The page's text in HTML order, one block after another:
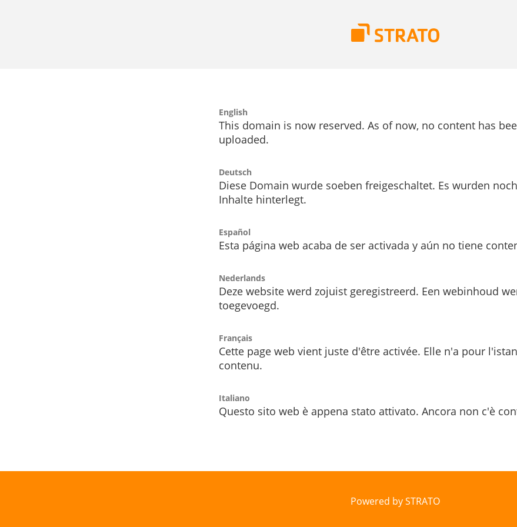
English
This domain is now reserved. As of now, no content has
uploaded.
Deutsch
Diese Domain wurde soeben freigeschaltet. Es wurden
Inhalte hinterlegt.
Español
Esta página web acaba de ser activada y aún no tiene
Nederlands
Deze website werd zojuist geregistreerd. Een webinhoud
toegevoegd.
Français
Cette page web vient juste d'être activée. Elle n'a pour
contenu.
Italiano
Questo sito web è appena stato attivato. Ancora non c'è
Powered by STRATO